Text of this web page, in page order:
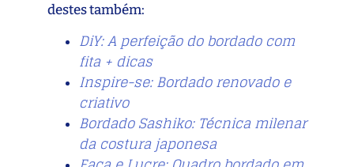
destes também:
DiY: A perfeição do bordado com
fita + dicas
Inspire-se: Bordado renovado e
criativo
Bordado Sashiko: Técnica milenar
da costura japonesa